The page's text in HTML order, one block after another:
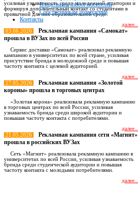
Владельцам indoor носителей
Собственникам помещений
Контакты
усиливая узнаваемость среди молодежной аудитории и
формируя дополнительный контакт со студентами в
привычной для них образовательной среде.
далее...
03.06.2026
Рекламная кампания «Самокат»
прошла в ВУЗах по всей России
Сервис доставки «Самокат» реализовал рекламную
кампанию в университетах по всей стране, усиливая
присутствие бренда в молодежной среде и повышая
частоту контакта с целевой аудиторией.
далее...
27.05.2026
Рекламная кампания «Золотой
короны» прошла в торговых центрах
«Золотая корона» реализовала рекламную кампанию
в торговых центрах по всей России, усиливая
узнаваемость бренда среди широкой аудитории и
повышая частоту контакта с потребителями.
далее...
21.05.2026
Рекламная кампания сети «Магнит»
прошла в российских ВУЗах
Сеть «Магнит» реализовала рекламную кампанию в
университетах по всей России, усиливая узнаваемость
бренда среди студенческой аудитории и повышая
частоту контакта с молодыми потребителями.
далее...